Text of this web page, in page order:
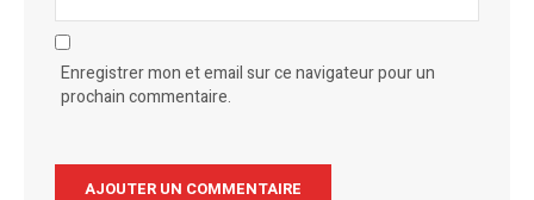
Enregistrer mon et email sur ce navigateur pour un
prochain commentaire.